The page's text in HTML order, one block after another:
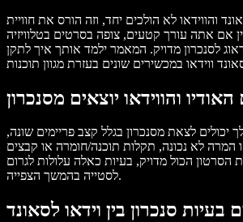
והווידאו לא הולכים יחד, וזה הורס את חוויית
אם אתה עורך קטעים, צופה בסרטים בטלוויזיה
לסנכרון מדויק. המאמר ילמד אותך איך לתקן
יכולים לצאת מסנכרון בגלל קצב פריימים שונה,
המרה לא נכונה, תקלות תוכנה/חומרה או קבצים
הסרטון הכול מדויק, בעיות כאלה עלולות לגרום
לסטייה בהמשך הצפייה.